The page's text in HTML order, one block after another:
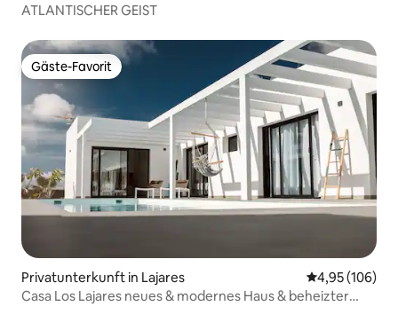
ATLANTISCHER GEIST
Gäste-Favorit
Gäste-Favorit
Privatunterkunft in Lajares
4,95 (106)
Casa Los Lajares neues & modernes Haus & beheizter